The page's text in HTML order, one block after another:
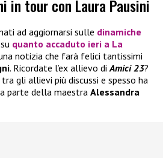
in tour con Laura Pausini
ad aggiornarsi sulle dinamiche
quanto accaduto ieri a La
notizia che farà felici tantissimi
. Ricordate l’ex allievo diAmici 23?
gli allievi più discussi e spesso ha
parte della maestra Alessandra